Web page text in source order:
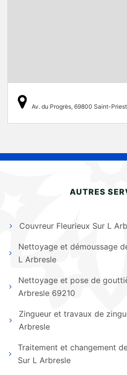
Av. du Progrès, 69800 Saint-Priest
AUTRES
Couvreur Fleurieux Sur L
Nettoyage et démoussage
L Arbresle
Nettoyage et pose de
Arbresle 69210
Zingueur et travaux de
Arbresle
Traitement et changement
Sur L Arbresle